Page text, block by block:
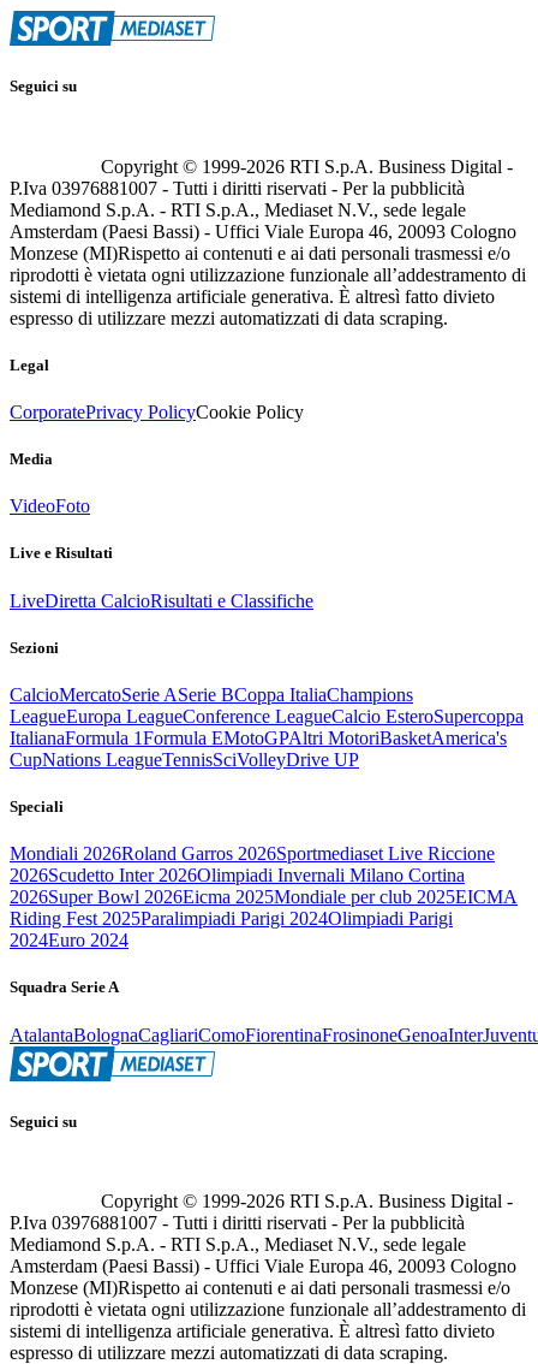
Seguici su
Copyright © 1999-2026 RTI S.p.A. Business Digital -
P.Iva 03976881007 - Tutti i diritti riservati - Per la pubblicità
Mediamond S.p.A. - RTI S.p.A., Mediaset N.V., sede legale
Amsterdam (Paesi Bassi) - Uffici Viale Europa 46, 20093 Cologno
Monzese (MI)Rispetto ai contenuti e ai dati personali trasmessi e/o
riprodotti è vietata ogni utilizzazione funzionale all’addestramento di
sistemi di intelligenza artificiale generativa. È altresì fatto divieto
espresso di utilizzare mezzi automatizzati di data scraping.
Legal
CorporatePrivacy PolicyCookie Policy
Media
VideoFoto
Live e Risultati
LiveDiretta CalcioRisultati e Classifiche
Sezioni
CalcioMercatoSerie ASerie BCoppa ItaliaChampions
LeagueEuropa LeagueConference LeagueCalcio EsteroSupercoppa
ItalianaFormula 1Formula EMotoGPAltri MotoriBasketAmerica's
CupNations LeagueTennisSciVolleyDrive UP
Speciali
Mondiali 2026Roland Garros 2026Sportmediaset Live Riccione
2026Scudetto Inter 2026Olimpiadi Invernali Milano Cortina
2026Super Bowl 2026Eicma 2025Mondiale per club 2025EICMA
Riding Fest 2025Paralimpiadi Parigi 2024Olimpiadi Parigi
2024Euro 2024
Squadra Serie A
AtalantaBolognaCagliariComoFiorentinaFrosinoneGenoaInter
Seguici su
Copyright © 1999-2026 RTI S.p.A. Business Digital -
P.Iva 03976881007 - Tutti i diritti riservati - Per la pubblicità
Mediamond S.p.A. - RTI S.p.A., Mediaset N.V., sede legale
Amsterdam (Paesi Bassi) - Uffici Viale Europa 46, 20093 Cologno
Monzese (MI)Rispetto ai contenuti e ai dati personali trasmessi e/o
riprodotti è vietata ogni utilizzazione funzionale all’addestramento di
sistemi di intelligenza artificiale generativa. È altresì fatto divieto
espresso di utilizzare mezzi automatizzati di data scraping.